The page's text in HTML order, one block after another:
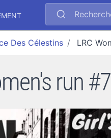
Des Célestins LRC
run